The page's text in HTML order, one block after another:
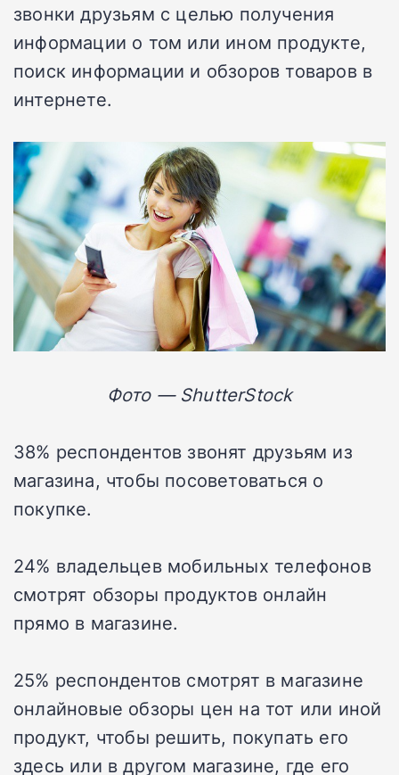
звонки друзьям с целью получения
информации о том или ином продукте,
поиск информации и обзоров товаров в
интернете.
Фото — ShutterStock
38% респондентов звонят друзьям из
магазина, чтобы посоветоваться о
покупке.
24% владельцев мобильных телефонов
смотрят обзоры продуктов онлайн
прямо в магазине.
25% респондентов смотрят в магазине
онлайновые обзоры цен на тот или иной
продукт, чтобы решить, покупать его
здесь или в другом магазине, где его